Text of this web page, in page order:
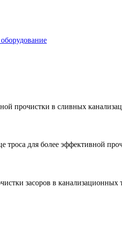
прочистки в сливных
троса для более эффективной
засоров в канализационных